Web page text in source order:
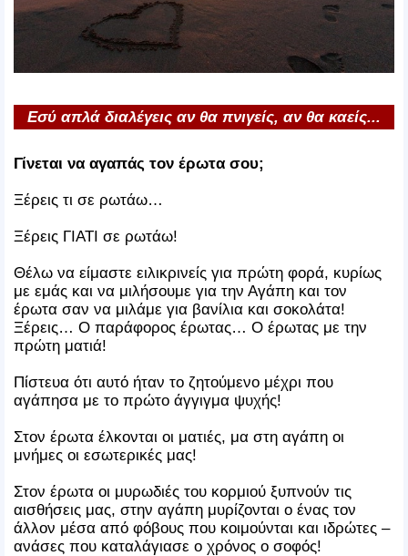
Εσύ απλά διαλέγεις αν θα πνιγείς, αν θα καείς...
Γίνεται να αγαπάς τον έρωτα σου;
Ξέρεις τι σε ρωτάω…
Ξέρεις ΓΙΑΤΙ σε ρωτάω!
Θέλω να είμαστε ειλικρινείς για πρώτη φορά, κυρίως
με εμάς και να μιλήσουμε για την Αγάπη και τον
έρωτα σαν να μιλάμε για βανίλια και σοκολάτα!
Ξέρεις… Ο παράφορος έρωτας… Ο έρωτας με την
πρώτη ματιά!
Πίστευα ότι αυτό ήταν το ζητούμενο μέχρι που
αγάπησα με το πρώτο άγγιγμα ψυχής!
Στον έρωτα έλκονται οι ματιές, μα στη αγάπη οι
μνήμες οι εσωτερικές μας!
Στον έρωτα οι μυρωδιές του κορμιού ξυπνούν τις
αισθήσεις μας, στην αγάπη μυρίζονται ο ένας τον
άλλον μέσα από φόβους που κοιμούνται και ιδρώτες –
ανάσες που καταλάγιασε ο χρόνος ο σοφός!